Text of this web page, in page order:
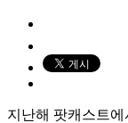
지난해 팟캐스트